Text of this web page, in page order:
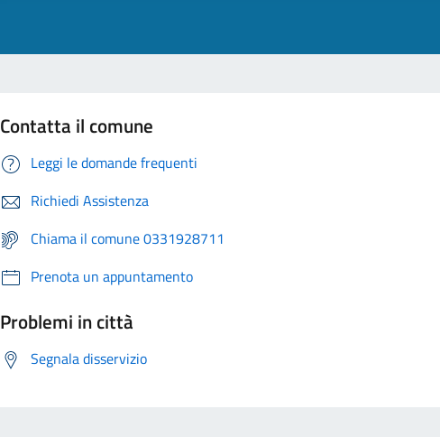
Contatta il comune
Leggi le domande frequenti
Richiedi Assistenza
Chiama il comune 0331928711
Prenota un appuntamento
Problemi in città
Segnala disservizio